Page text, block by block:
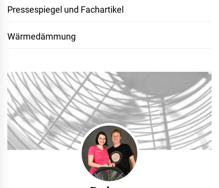
Pressespiegel und Fachartikel
Wärmedämmung